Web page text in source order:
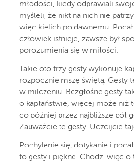
młodości, kiedy odprawiali
myśleli, że nikt na nich nie
więc kielich po dawnemu.
człowiek istnieje, zawsze był
porozumienia się w miłości.
Takie oto trzy gesty wykonuje
rozpocznie mszę świętą. Gesty
w milczeniu. Bezgłośne gesty
o kapłaństwie, więcej może niż
co później przez najbliższe pół
Zauważcie te gesty. Uczcijcie
Pochylenie się, dotykanie i
to gesty i piękne. Chodzi więc o